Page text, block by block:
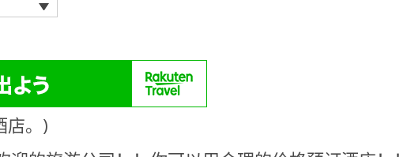
店。)